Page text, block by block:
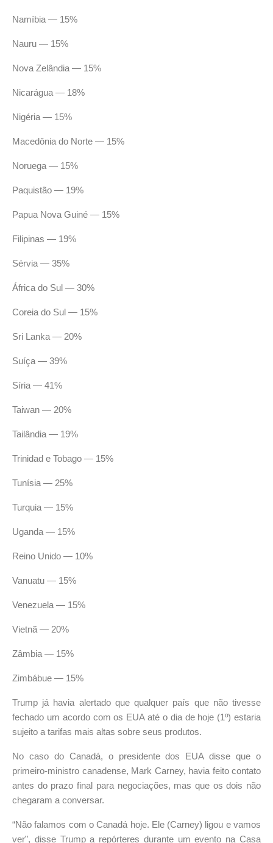
Namíbia — 15%
Nauru — 15%
Nova Zelândia — 15%
Nicarágua — 18%
Nigéria — 15%
Macedônia do Norte — 15%
Noruega — 15%
Paquistão — 19%
Papua Nova Guiné — 15%
Filipinas — 19%
Sérvia — 35%
África do Sul — 30%
Coreia do Sul — 15%
Sri Lanka — 20%
Suíça — 39%
Síria — 41%
Taiwan — 20%
Tailândia — 19%
Trinidad e Tobago — 15%
Tunísia — 25%
Turquia — 15%
Uganda — 15%
Reino Unido — 10%
Vanuatu — 15%
Venezuela — 15%
Vietnã — 20%
Zâmbia — 15%
Zimbábue — 15%
Trump já havia alertado que qualquer país que não tivesse
fechado um acordo com os EUA até o dia de hoje (1º) estaria
sujeito a tarifas mais altas sobre seus produtos.
No caso do Canadá, o presidente dos EUA disse que o
primeiro-ministro canadense, Mark Carney, havia feito contato
antes do prazo final para negociações, mas que os dois não
chegaram a conversar.
“Não falamos com o Canadá hoje. Ele (Carney) ligou e vamos
ver”, disse Trump a repórteres durante um evento na Casa